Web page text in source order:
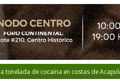
tonelada de cocaína en costas de Acapulco